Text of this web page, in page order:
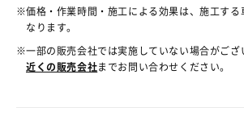
価格・作業時間・施工による効果は、施工する
なります。
一部の販売会社では実施していない場合がござ
近くの販売会社までお問い合わせください。